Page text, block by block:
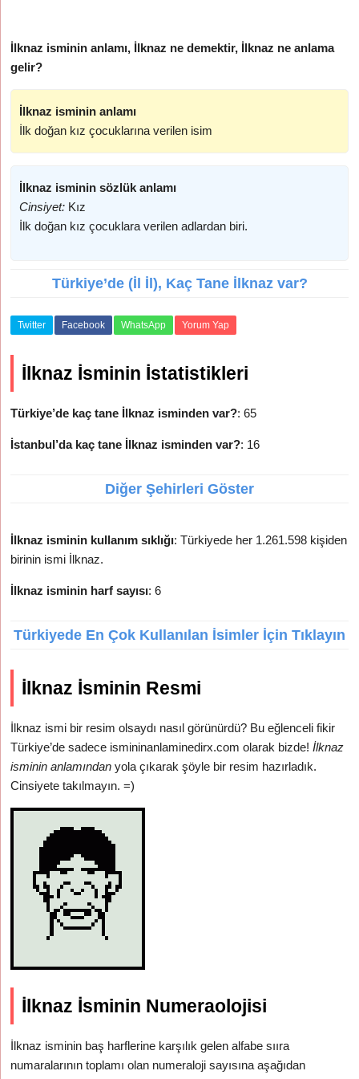
İlknaz isminin anlamı, İlknaz ne demektir, İlknaz ne anlama
gelir?
İlknaz isminin anlamı
İlk doğan kız çocuklarına verilen isim
İlknaz isminin sözlük anlamı
Cinsiyet: Kız
İlk doğan kız çocuklara verilen adlardan biri.
Türkiye’de (İl İl), Kaç Tane İlknaz var?
Twitter Facebook WhatsApp Yorum Yap
İlknaz İsminin İstatistikleri
Türkiye’de kaç tane İlknaz isminden var?: 65
İstanbul’da kaç tane İlknaz isminden var?: 16
Diğer Şehirleri Göster
İlknaz isminin kullanım sıklığı: Türkiyede her 1.261.598 kişiden
birinin ismi İlknaz.
İlknaz isminin harf sayısı: 6
Türkiyede En Çok Kullanılan İsimler İçin Tıklayın
İlknaz İsminin Resmi
İlknaz ismi bir resim olsaydı nasıl görünürdü? Bu eğlenceli fikir
Türkiye’de sadece ismininanlaminedirx.com olarak bizde!İlknaz
isminin anlamından yola çıkarak şöyle bir resim hazırladık.
Cinsiyete takılmayın. =)
İlknaz İsminin Numeraolojisi
İlknaz isminin baş harflerine karşılık gelen alfabe sııra
numaralarının toplamı olan numeraloji sayısına aşağıdan